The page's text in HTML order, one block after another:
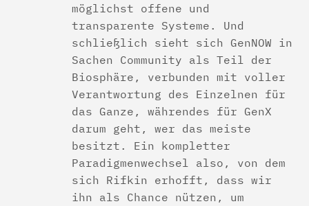
möglichst offene und
transparente Systeme. Und
schließlich sieht sich GenNOW in
Sachen Community als Teil der
Biosphäre, verbunden mit voller
Verantwortung des Einzelnen für
das Ganze, währendes für GenX
darum geht, wer das meiste
besitzt. Ein kompletter
Paradigmenwechsel also, von dem
sich Rifkin erhofft, dass wir
ihn als Chance nützen, um